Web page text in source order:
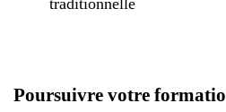
Poursuivre votre